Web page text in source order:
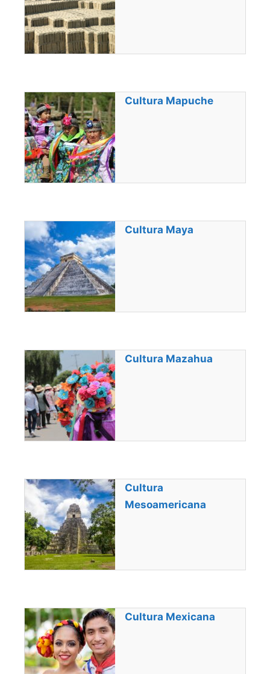
Cultura Mapuche
Cultura Maya
Cultura Mazahua
Cultura
Mesoamericana
Cultura Mexicana